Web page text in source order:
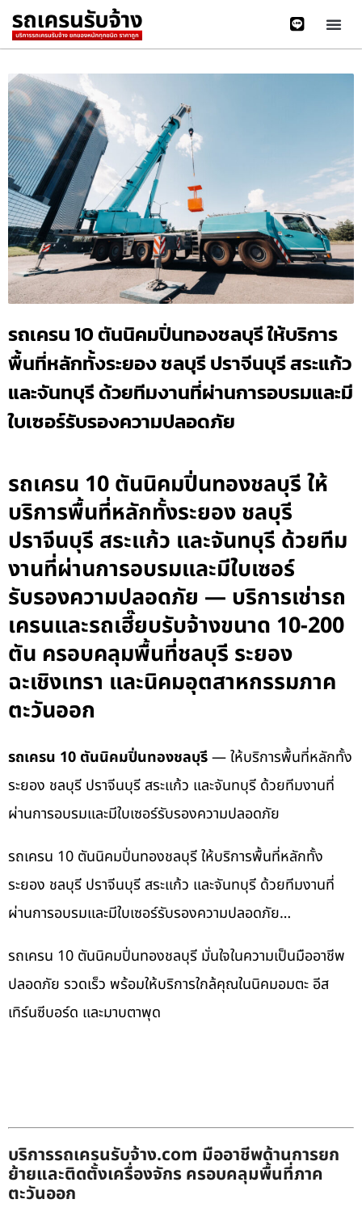
รถเครน 10 ตันนิคมปิ่นทองชลบุรี ให้บริการ
พื้นที่หลักทั้งระยอง ชลบุรี ปราจีนบุรี สระแก้ว
และจันทบุรี ด้วยทีมงานที่ผ่านการอบรมและมี
ใบเซอร์รับรองความปลอดภัย
รถเครน 10 ตันนิคมปิ่นทองชลบุรี ให้
บริการพื้นที่หลักทั้งระยอง ชลบุรี
ปราจีนบุรี สระแก้ว และจันทบุรี ด้วยทีม
งานที่ผ่านการอบรมและมีใบเซอร์
รับรองความปลอดภัย — บริการเช่ารถ
เครนและรถเฮี๊ยบรับจ้างขนาด 10-200
ตัน ครอบคลุมพื้นที่ชลบุรี ระยอง
ฉะเชิงเทรา และนิคมอุตสาหกรรมภาค
ตะวันออก
รถเครน 10 ตันนิคมปิ่นทองชลบุรี— ให้บริการพื้นที่หลักทั้ง
ระยอง ชลบุรี ปราจีนบุรี สระแก้ว และจันทบุรี ด้วยทีมงานที่
ผ่านการอบรมและมีใบเซอร์รับรองความปลอดภัย
รถเครน 10 ตันนิคมปิ่นทองชลบุรี ให้บริการพื้นที่หลักทั้ง
ระยอง ชลบุรี ปราจีนบุรี สระแก้ว และจันทบุรี ด้วยทีมงานที่
ผ่านการอบรมและมีใบเซอร์รับรองความปลอดภัย…
รถเครน 10 ตันนิคมปิ่นทองชลบุรี มั่นใจในความเป็นมืออาชีพ
ปลอดภัย รวดเร็ว พร้อมให้บริการใกล้คุณในนิคมอมตะ อีส
เทิร์นซีบอร์ด และมาบตาพุด
บริการรถเครนรับจ้าง.com มืออาชีพด้านการยก
ย้ายและติดตั้งเครื่องจักร ครอบคลุมพื้นที่ภาค
ตะวันออก